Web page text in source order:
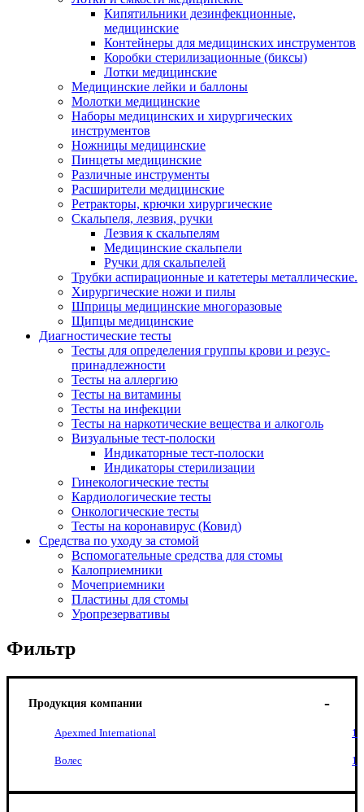
Кипятильники дезинфекционные,
медицинские
Контейнеры для медицинских инструментов
Коробки стерилизационные (биксы)
Лотки медицинские
Медицинские лейки и баллоны
Молотки медицинские
Наборы медицинских и хирургических
инструментов
Ножницы медицинские
Пинцеты медицинские
Различные инструменты
Расширители медицинские
Ретракторы, крючки хирургические
Скальпеля, лезвия, ручки
Лезвия к скальпелям
Медицинские скальпели
Ручки для скальпелей
Трубки аспирационные и катетеры металлические.
Хирургические ножи и пилы
Шприцы медицинские многоразовые
Щипцы медицинские
Диагностические тесты
Тесты для определения группы крови и резус-
принадлежности
Тесты на аллергию
Тесты на витамины
Тесты на инфекции
Тесты на наркотические вещества и алкоголь
Визуальные тест-полоски
Индикаторные тест-полоски
Индикаторы стерилизации
Гинекологические тесты
Кардиологические тесты
Онкологические тесты
Тесты на коронавирус (Ковид)
Средства по уходу за стомой
Вспомогательные средства для стомы
Калоприемники
Мочеприемники
Пластины для стомы
Уропрезервативы
Фильтр
Продукция компании
Apexmed International 1
Волес 1